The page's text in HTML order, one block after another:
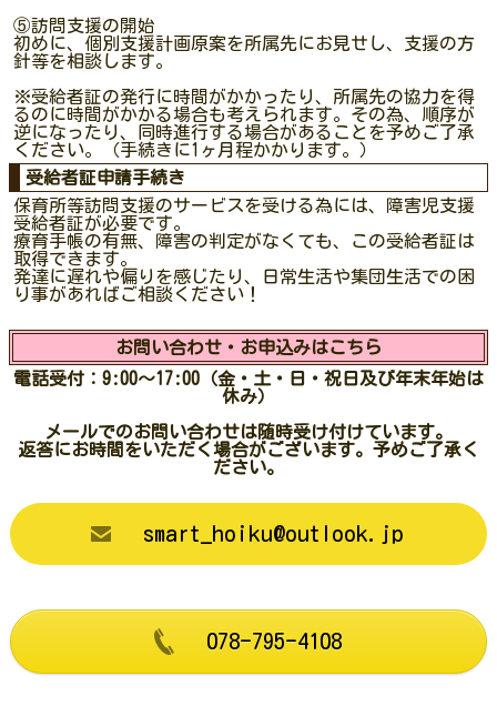
⑤訪問支援の開始
初めに、個別支援計画原案を所属先にお見せし、支援の方
針等を相談します。
※受給者証の発行に時間がかかったり、所属先の協力を得
るのに時間がかかる場合も考えられます。その為、順序が
逆になったり、同時進行する場合があることを予めご了承
ください。（手続きに1ヶ月程かかります。）
受給者証申請手続き
保育所等訪問支援のサービスを受ける為には、障害児支援
受給者証が必要です。
療育手帳の有無、障害の判定がなくても、この受給者証は
取得できます。
発達に遅れや偏りを感じたり、日常生活や集団生活での困
り事があればご相談ください！
お問い合わせ・お申込みはこちら
電話受付：9:00～17:00（金・土・日・祝日及び年末年始は
休み）
メールでのお問い合わせは随時受け付けています。
返答にお時間をいただく場合がございます。予めご了承く
ださい。
smart_hoiku@outlook.jp
078-795-4108